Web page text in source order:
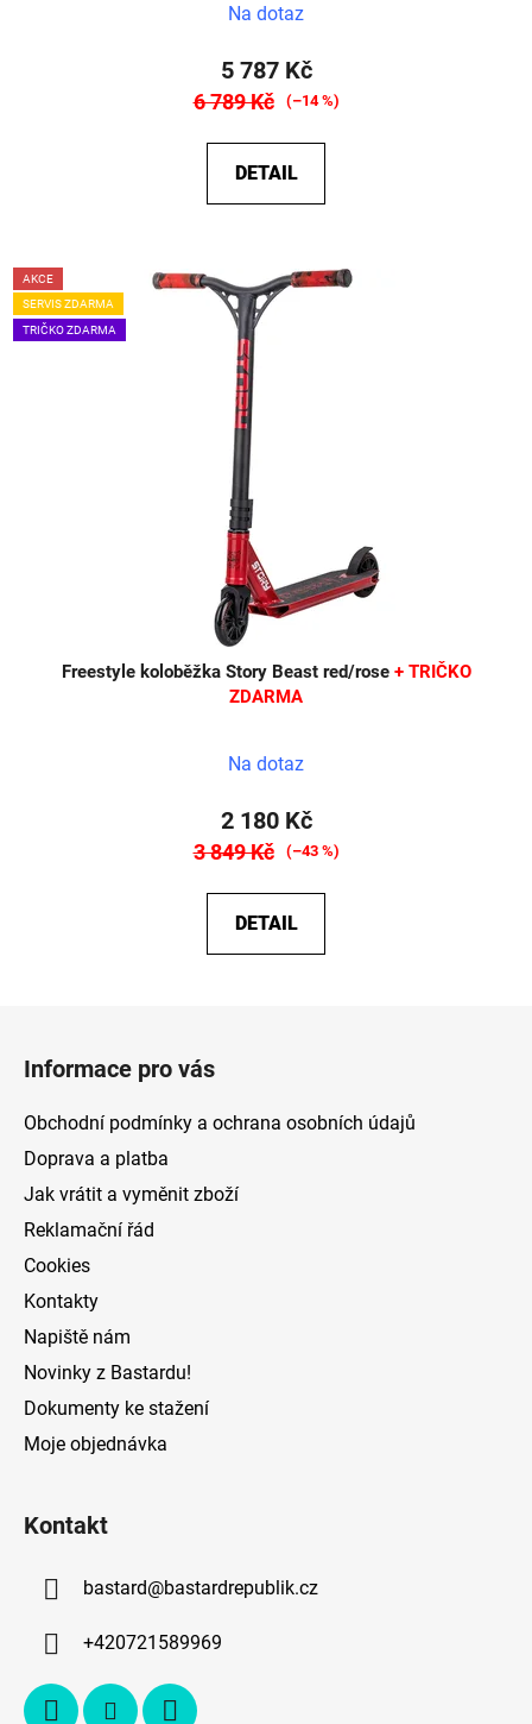
hodnocení
produktu
je
5
Na dotaz
5 787 Kč
6 789 Kč (–14 %)
DETAIL
AKCE
SERVIS ZDARMA
TRIČKO ZDARMA
Freestyle koloběžka Story Beast red/rose + TRIČKO
ZDARMA
Na dotaz
2 180 Kč
3 849 Kč (–43 %)
DETAIL
Informace pro vás
Obchodní podmínky a ochrana osobních údajů
Doprava a platba
Jak vrátit a vyměnit zboží
Reklamační řád
Cookies
Kontakty
Napiště nám
Novinky z Bastardu!
Dokumenty ke stažení
Moje objednávka
Kontakt
bastard@bastardrepublik.cz
+420721589969